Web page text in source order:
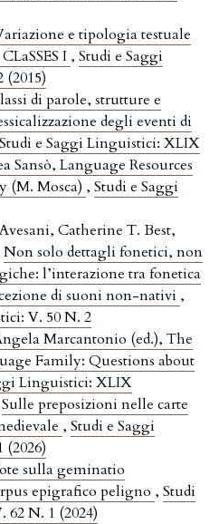
e tipologia testuale
I , Studi e Saggi
di parole, strutture e
degli eventi di
Studi e Saggi Linguistici: XLIX
Sansò, Language Resources
(M. Mosca) , Studi e Saggi
Catherine T. Best,
Non solo dettagli fonetici, non
l’interazione tra fonetica
di suoni non-nativi ,
V. 50 N. 2
Marcantonio (ed.), The
Family: Questions about
Linguistici: XLIX
Sulle preposizioni nelle carte
, Studi e Saggi
sulla geminatio
epigrafico peligno , Studi
N. 1 (2024)